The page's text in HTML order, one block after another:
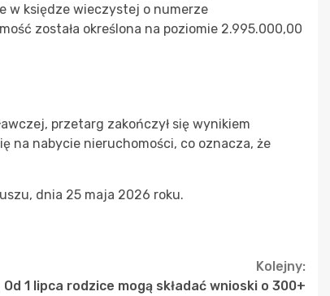
w księdze wieczystej o numerze
została określona na poziomie 2.995.000,00
przetarg zakończył się wynikiem
na nabycie nieruchomości, co oznacza, że
dnia 25 maja 2026 roku.
Kolejny:
Od 1 lipca rodzice mogą składać wnioski o 300+